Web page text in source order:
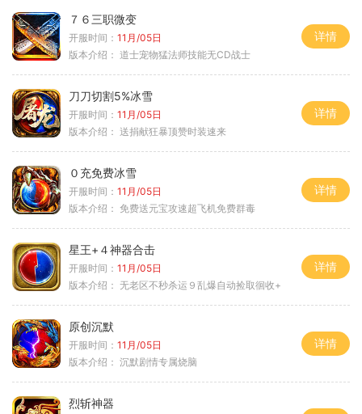
７６三职微变
开服时间： 11月/05日
版本介绍： 道士宠物猛法师技能无CD战士
详情
刀刀切割5%冰雪
开服时间： 11月/05日
版本介绍： 送捐献狂暴顶赞时装速来
详情
０充免费冰雪
开服时间： 11月/05日
版本介绍： 免费送元宝攻速超飞机免费群毒
详情
星王+４神器合击
开服时间： 11月/05日
版本介绍： 无老区不秒杀运９乱爆自动捡取徊收+
详情
原创沉默
开服时间： 11月/05日
版本介绍： 沉默剧情专属烧脑
详情
烈斩神器